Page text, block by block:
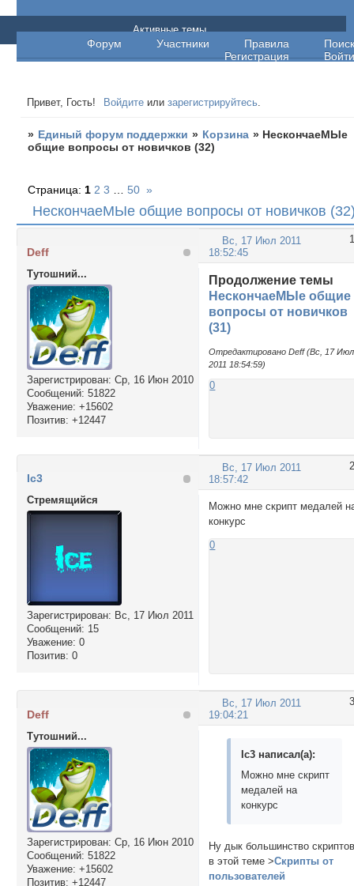
Единый форум поддержки
Форум Участники Правила
Поиск
Регистрация
Войти
Активные темы
Привет, Гость! Войдите илизарегистрируйтесь.
» Единый форум поддержки » Корзина » НескончаеМЫе
общие вопросы от новичков (32)
НескончаеМЫе общие вопросы от новичков
Страница: 1 2 3 50 »
1
Вс, 17 Июл 2011
18:52:45
Deff
Тутошний...
Зарегистрирован: Ср, 16 Июн 2010
Сообщений: 51822
Уважение: +15602
Позитив: +12447
Продолжение темы
НескончаеМЫе общие
вопросы от новичков
(31)
Отредактировано Deff (Вс, 17 Июл
2011 18:54:59)
0
2
Вс, 17 Июл 2011
18:57:42
Ic3
Стремящийся
Зарегистрирован: Вс, 17 Июл 2011
Сообщений: 15
Уважение: 0
Позитив: 0
Можно мне скрипт медалей
конкурс
0
3
Вс, 17 Июл 2011
19:04:21
Deff
Тутошний...
Зарегистрирован: Ср, 16 Июн 2010
Сообщений: 51822
Уважение: +15602
Позитив: +12447
Ic3 написал(а):
Можно мне скрипт
медалей на
конкурс
Ну дык большинство
в этой теме >Скрипты от
пользователей